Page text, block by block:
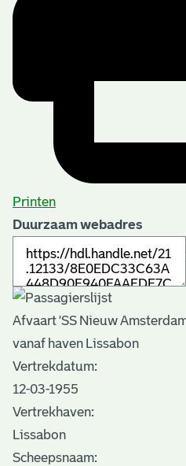
Printen
Duurzaam webadres
Afvaart 'SS Nieuw
vanaf haven Lissabon
Vertrekdatum:
12-03-1955
Vertrekhaven:
Lissabon
Scheepsnaam: